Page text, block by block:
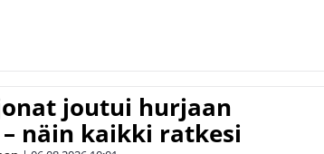
joutui hurjaan
näin kaikki ratkesi